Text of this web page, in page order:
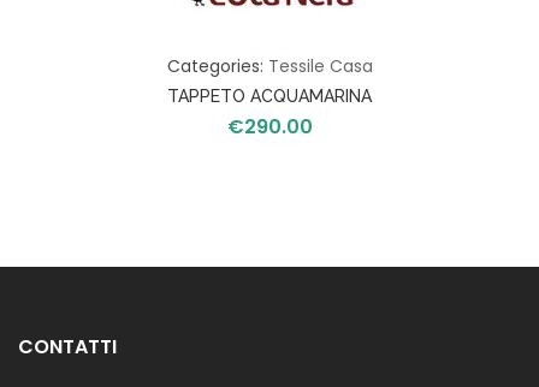
Categories: Tessile Casa
TAPPETO ACQUAMARINA
200×300
€290.00
CONTATTI